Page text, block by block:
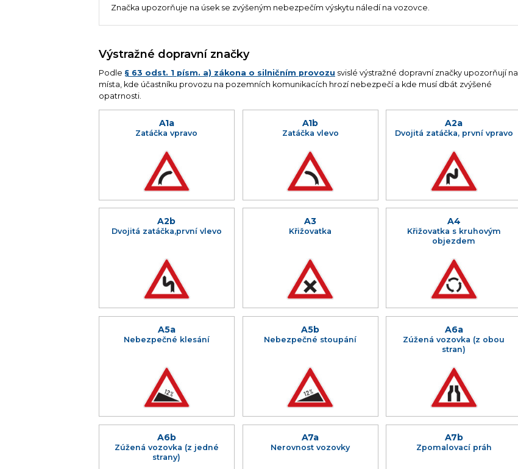
Značka upozorňuje na úsek se zvýšeným nebezpečím výskytu náledí na vozovce.
Výstražné dopravní značky
Podle § 63 odst. 1 písm. a) zákona o silničním provozu svislé výstražné dopravní značky upozorňují na
místa, kde účastníku provozu na pozemních komunikacích hrozí nebezpečí a kde musí dbát zvýšené
opatrnosti.
A1a
Zatáčka vpravo
A1b
Zatáčka vlevo
A2a
Dvojitá zatáčka, první vpravo
A2b
Dvojitá zatáčka,první vlevo
A3
Křižovatka
A4
Křižovatka s kruhovým
objezdem
A5a
Nebezpečné klesání
A5b
Nebezpečné stoupání
A6a
Zúžená vozovka (z obou
stran)
A6b
Zúžená vozovka (z jedné
strany)
A7a
Nerovnost vozovky
A7b
Zpomalovací práh